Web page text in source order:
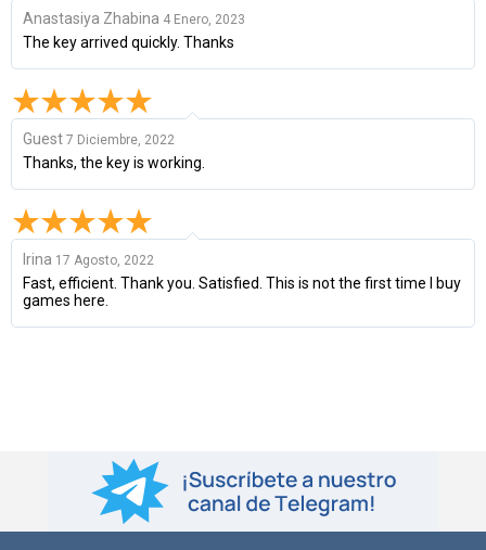
Anastasiya Zhabina 4 Enero, 2023
The key arrived quickly. Thanks
Guest 7 Diciembre, 2022
Thanks, the key is working.
Irina 17 Agosto, 2022
Fast, efficient. Thank you. Satisfied. This is not the first time I buy
games here.